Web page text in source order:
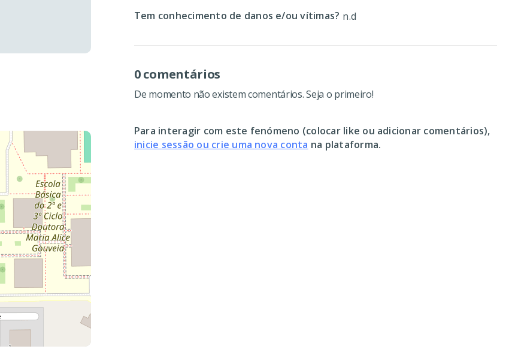
Tem conhecimento de danos e/ou vítimas? n.d
0 comentários
De momento não existem comentários. Seja o primeiro!
Para interagir com este fenómeno (colocar like ou adicionar comentários),
inicie sessão ou crie uma nova conta na plataforma.